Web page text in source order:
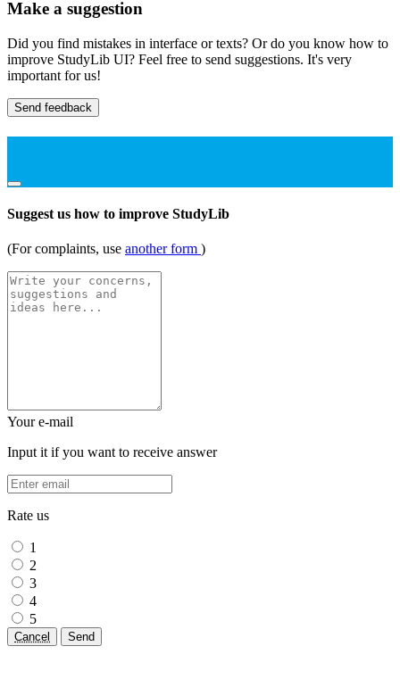
Make a suggestion
Did you find mistakes in interface or texts? Or do you know how to
improve StudyLib UI? Feel free to send suggestions. It's very
important for us!
Send feedback
Suggest us how to improve StudyLib
(For complaints, use another form )
Your e-mail
Input it if you want to receive answer
Rate us
1
2
3
4
5
Cancel Send